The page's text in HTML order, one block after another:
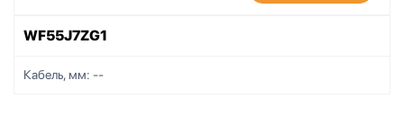
WF55J7ZG1
Кабель, мм: --